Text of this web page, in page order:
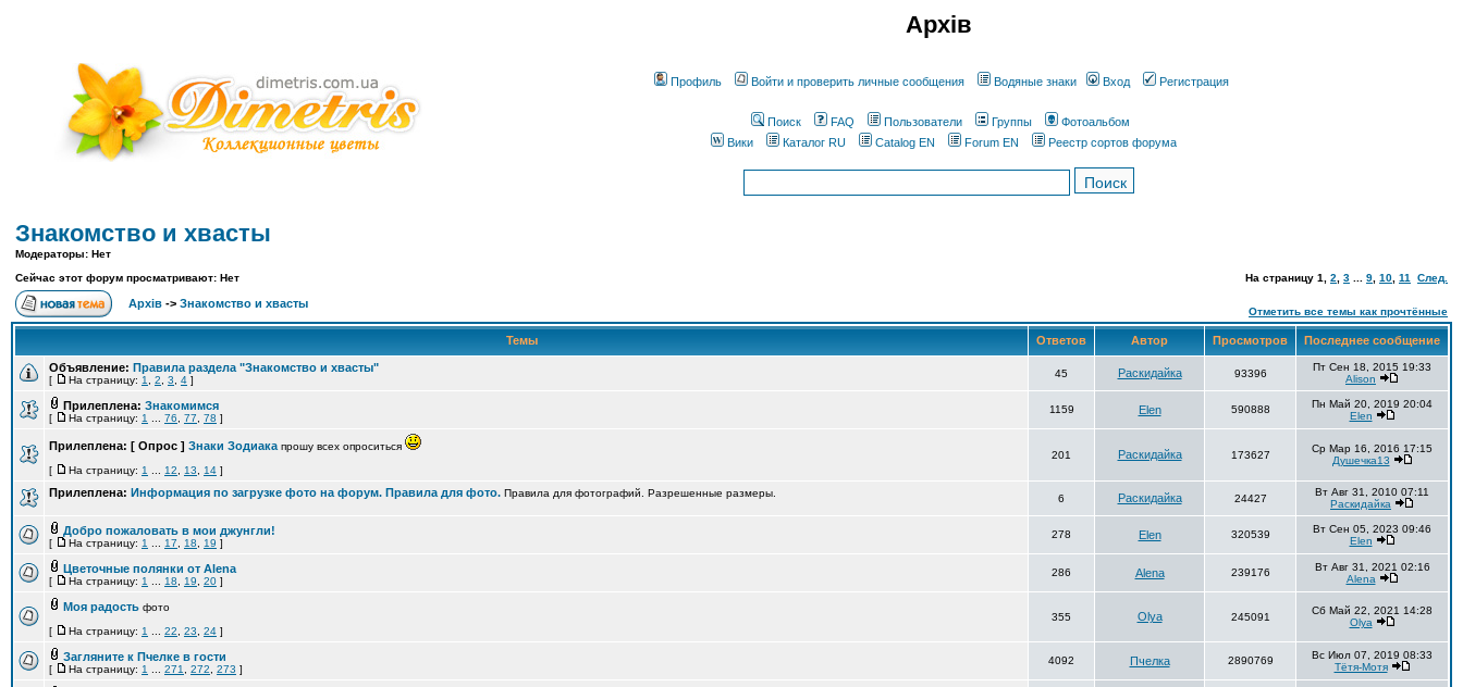
Архів
Профиль Войти и проверить личные сообщения Водяные знаки Вход Регистрация
Поиск FAQ Пользователи Группы
Фотоальбом
Вики
Каталог RU Catalog EN Forum EN Реестр сортов форума
Знакомство и хвасты
Модераторы: Нет
Сейчас этот форум просматривают: Нет
На страницу 1 2 3 9 10 11 След.
Архів -> Знакомство и хвасты
Отметить все темы как прочтённые
Темы Ответов Автор Просмотров Последнее сообщение
Объявление: Правила раздела "Знакомство и хвасты"
[ На страницу: 1 2 3 4 ]
45 Раскидайка 93396
Пт Сен 18, 2015 19:33
Alison
Прилеплена: Знакомимся
[ На страницу: 1 76 77 78 ]
1159 Elen 590888
Пн Май 20, 2019 20:04
Elen
Прилеплена: [ Опрос ] Знаки Зодиака прошу всех опроситься
[
На страницу: 1 12 13 14 ]
201 Раскидайка 173627
Ср Мар 16, 2016 17:15
Душечка13
Прилеплена: Информация по загрузке фото на форум. Правила для фото. Правила для фотографий. Разрешенные размеры. 6 Раскидайка 24427
Вт Авг 31, 2010 07:11
Раскидайка
Добро пожаловать в мои джунгли!
[ На страницу: 1 17 18 19 ]
278 Elen 320539
Вт Сен 05, 2023 09:46
Elen
Цветочные полянки от Alena
[ На страницу: 1 18 19 20 ]
286 Alena 239176
Вт Авг 31, 2021 02:16
Alena
Моя радость фото
[
На страницу: 1 22 23 24 ]
355 Olya 245091
Сб Май 22, 2021 14:28
Olya
Загляните к Пчелке в гости
[ На страницу: 1 271 272 273 ]
4092 Пчелка 2890769
Вс Июл 07, 2019 08:33
Тётя-Мотя